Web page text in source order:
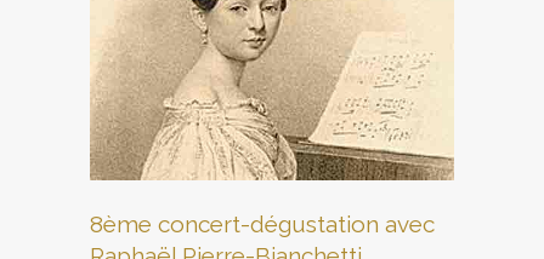
8ème concert-dégustation avec